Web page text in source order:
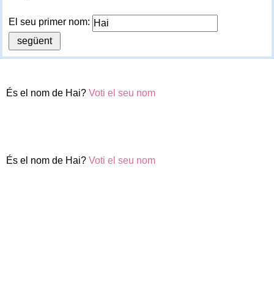
El seu primer nom:
És el nom de Hai? Voti el seu nom
És el nom de Hai? Voti el seu nom